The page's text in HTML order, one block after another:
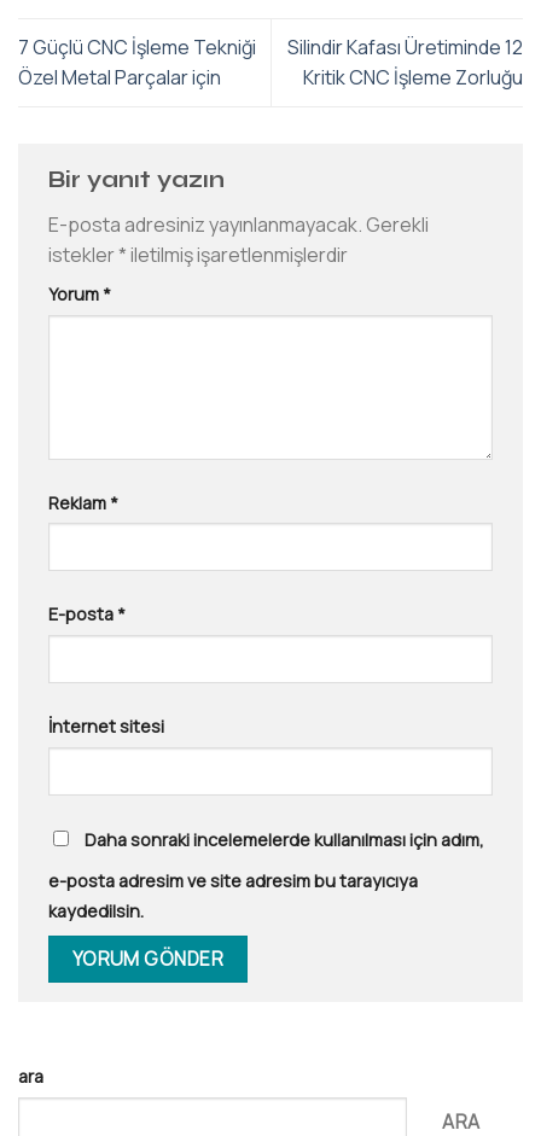
7 Güçlü CNC İşleme Tekniği
Özel Metal Parçalar için
Silindir Kafası Üretiminde 12
Kritik CNC İşleme Zorluğu
Bir yanıt yazın
E-posta adresiniz yayınlanmayacak.Gerekli
istekler*iletilmiş işaretlenmişlerdir
Yorum *
Reklam *
E-posta *
İnternet sitesi
Daha sonraki incelemelerde kullanılması için adım,
e-posta adresim ve site adresim bu tarayıcıya
kaydedilsin.
ara
ARA